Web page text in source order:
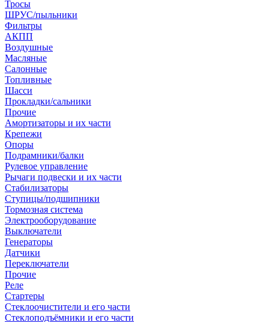
Тросы
ШРУС/пыльники
Фильтры
АКПП
Воздушные
Масляные
Салонные
Топливные
Шасси
Прокладки/сальники
Прочие
Амортизаторы и их части
Крепежи
Опоры
Подрамники/балки
Рулевое управление
Рычаги подвески и их части
Стабилизаторы
Ступицы/подшипники
Тормозная система
Электрооборудование
Выключатели
Генераторы
Датчики
Переключатели
Прочие
Реле
Стартеры
Стеклоочистители и его части
Стеклоподъёмники и его части